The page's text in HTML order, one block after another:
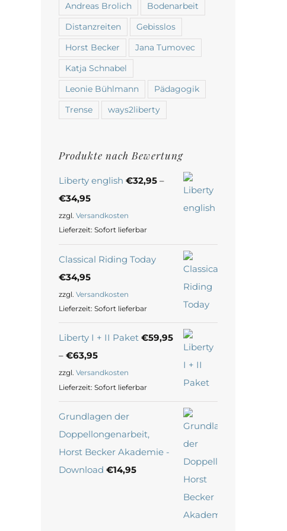
Andreas Brolich Bodenarbeit
Distanzreiten Gebisslos
Horst Becker Jana Tumovec
Katja Schnabel
Leonie Bühlmann Pädagogik
Trense ways2liberty
Produkte nach Bewertung
Liberty english €32,95 –
€34,95
zzgl.Versandkosten
Lieferzeit:Sofort lieferbar
Classical Riding Today
€34,95
zzgl.Versandkosten
Lieferzeit:Sofort lieferbar
Liberty I + II Paket €59,95
–€63,95
zzgl.Versandkosten
Lieferzeit:Sofort lieferbar
Grundlagen der
Doppellongenarbeit,
Horst Becker Akademie -
Download €14,95